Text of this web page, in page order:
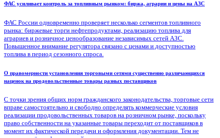
ФАС усиливает контроль за топливным рынком: биржа, аграрии и цены на АЗС
ФАС России одновременно проверяет несколько сегментов топливного
рынка: биржевые торги нефтепродуктами, реализацию топлива для
аграриев и розничное ценообразование независимых сетей АЗС.
Повышенное внимание регулятора связано с ценами и доступностью
топлива в период сезонного спроса.
О правомерности установления торговыми сетями существенно различающихся
наценок на продовольственные товары разных поставщиков
С точки зрения общих норм гражданского законодательства, торговые сети
вправе самостоятельно и свободно определять коммерческие условия
реализации продовольственных товаров на розничном рынке, поскольку
право собственности на указанные товары переходит от поставщиков в
момент их фактической передачи и оформления документации. Тем не